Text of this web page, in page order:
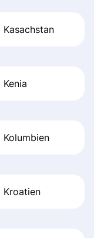
Kasachstan
Kenia
Kolumbien
Kroatien